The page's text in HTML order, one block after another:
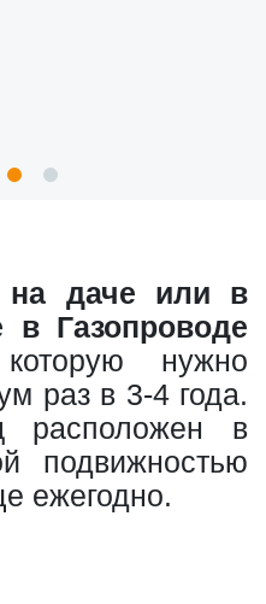
на даче или в
в Газопроводе
нужно
раз в 3-4 года.
расположен в
подвижностью
ежегодно.